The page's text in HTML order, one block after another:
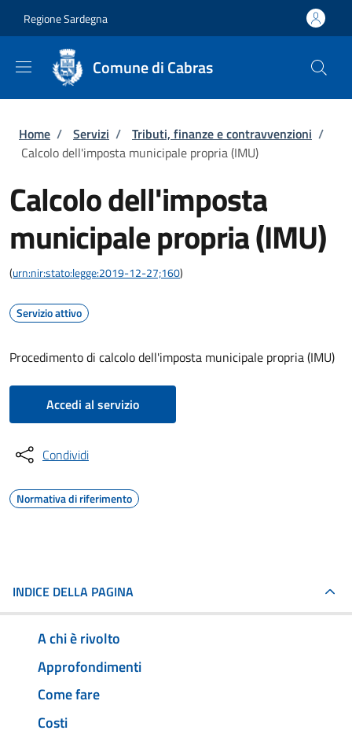
Regione Sardegna
Comune di Cabras
Briciole di pane
Home / Servizi / Tributi, finanze e contravvenzioni /
Calcolo dell'imposta municipale propria (IMU)
Calcolo dell'imposta
municipale propria (IMU)
(urn:nir:stato:legge:2019-12-27;160)
Servizio attivo
Procedimento di calcolo dell'imposta municipale propria (IMU)
Accedi al servizio
Condividi
Normativa di riferimento
INDICE DELLA PAGINA
A chi è rivolto
Approfondimenti
Come fare
Costi